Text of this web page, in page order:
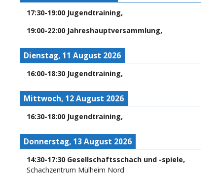
17:30-19:00 Jugendtraining,
19:00-22:00 Jahreshauptversammlung,
Dienstag, 11 August 2026
16:00-18:30 Jugendtraining,
Mittwoch, 12 August 2026
16:30-18:00 Jugendtraining,
Donnerstag, 13 August 2026
14:30-17:30 Gesellschaftsschach und -spiele,
Schachzentrum Mülheim Nord